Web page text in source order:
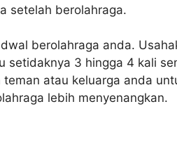
setelah berolahraga.
berolahraga anda.
setidaknya 3 hingga 4 kali
atau keluarga anda
lebih menyenangkan.